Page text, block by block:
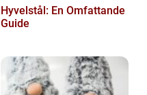
Hyvelstål: En Omfattande
Guide